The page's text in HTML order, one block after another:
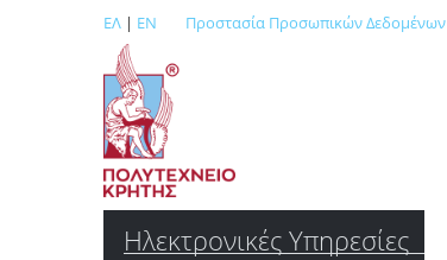
ΕΛ | EN Προστασία Προσωπικών Δεδομένων
Ηλεκτρονικές Υπηρεσίες